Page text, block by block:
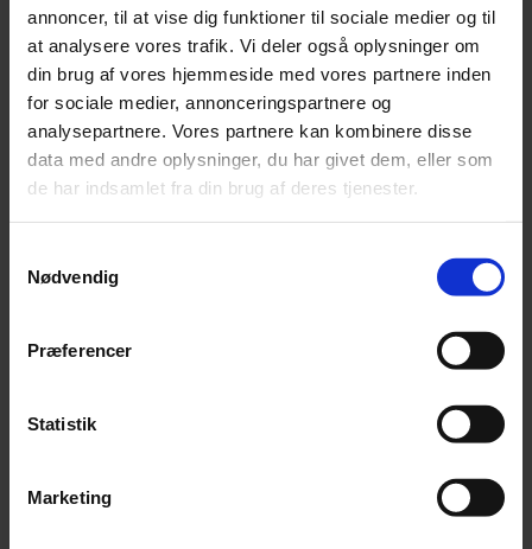
annoncer, til at vise dig funktioner til sociale medier og til
at analysere vores trafik. Vi deler også oplysninger om
din brug af vores hjemmeside med vores partnere inden
for sociale medier, annonceringspartnere og
analysepartnere. Vores partnere kan kombinere disse
data med andre oplysninger, du har givet dem, eller som
de har indsamlet fra din brug af deres tjenester.
Nødvendig
Præferencer
Statistik
Marketing
Alva
Betty
Bodil
Børstet Alpakka
cenerentola
Eco Baby
Eco Melange
Eco Soft
Eco Soft fine
Nellie
Snefnug
Se alle Bæredygtigt garn